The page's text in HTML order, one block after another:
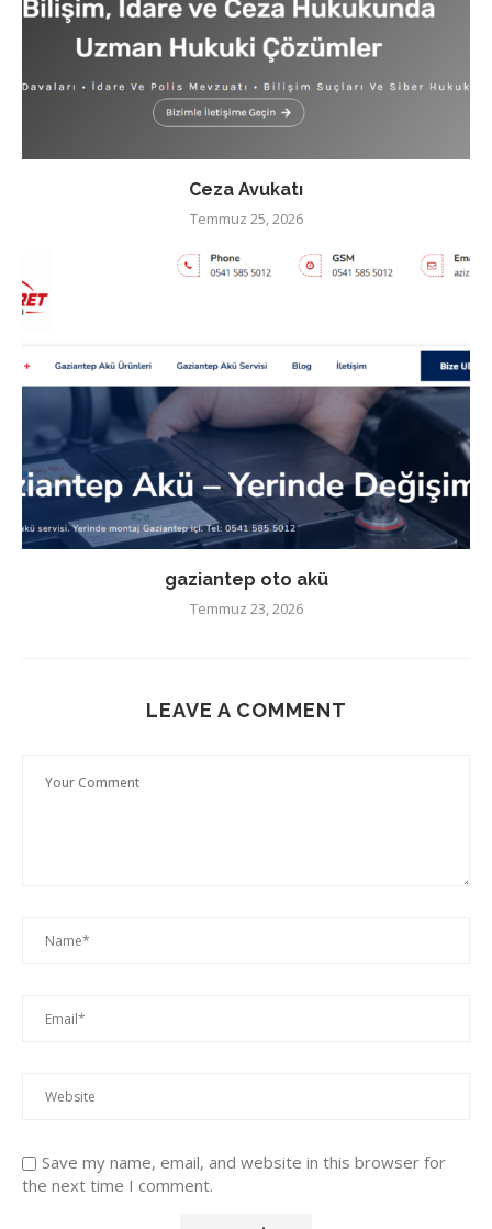
Ceza Avukatı
Temmuz 25, 2026
gaziantep oto akü
Temmuz 23, 2026
LEAVE A COMMENT
Save my name, email, and website in this browser for
the next time I comment.